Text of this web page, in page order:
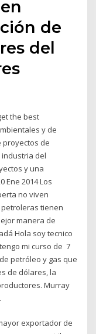
de
del
the best
y de
proyectos de
del
y una
2014 Los
no viven
tienen
manera de
Hola soy tecnico
mi curso de 7
petróleo y gas que
de dólares, la
Murray
exportador de